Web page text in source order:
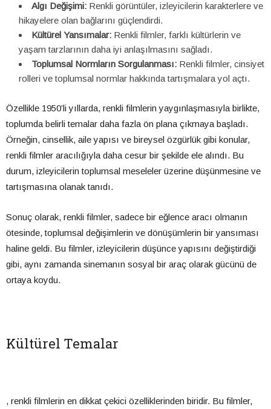
Algı Değişimi: Renkli görüntüler, izleyicilerin karakterlere ve
hikayelere olan bağlarını güçlendirdi.
Kültürel Yansımalar: Renkli filmler, farklı kültürlerin ve
yaşam tarzlarının daha iyi anlaşılmasını sağladı.
Toplumsal Normların Sorgulanması: Renkli filmler, cinsiyet
rolleri ve toplumsal normlar hakkında tartışmalara yol açtı.
Özellikle 1950’li yıllarda, renkli filmlerin yaygınlaşmasıyla birlikte,
toplumda belirli temalar daha fazla ön plana çıkmaya başladı.
Örneğin, cinsellik, aile yapısı ve bireysel özgürlük gibi konular,
renkli filmler aracılığıyla daha cesur bir şekilde ele alındı. Bu
durum, izleyicilerin toplumsal meseleler üzerine düşünmesine ve
tartışmasına olanak tanıdı.
Sonuç olarak, renkli filmler, sadece bir eğlence aracı olmanın
ötesinde, toplumsal değişimlerin ve dönüşümlerin bir yansıması
haline geldi. Bu filmler, izleyicilerin düşünce yapısını değiştirdiği
gibi, aynı zamanda sinemanın sosyal bir araç olarak gücünü de
ortaya koydu.
Kültürel Temalar
, renkli filmlerin en dikkat çekici özelliklerinden biridir. Bu filmler,